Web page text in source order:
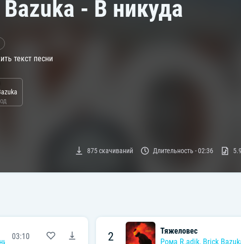
- В никуда
текст песни
875скачиваний Длительность -02:36
, Brick Bazuka ,Эрик 3 КОТА
03:10 2
Тяжеловес
Рома R.adik, Brick